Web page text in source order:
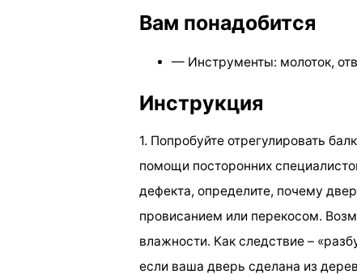
Вам понадобится
— Инструменты: молоток,
Инструкция
1. Попробуйте отрегулировать
помощи посторонних
дефекта, определите, почему
провисанием или перекосом.
влажности. Как следствие –
если ваша дверь сделана из